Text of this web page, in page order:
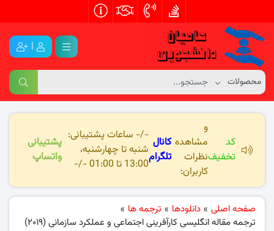
|
کد
تخفیف
و
مشاهده
نظرات
کاربران:
کانال
تلگرام
-/- ساعات پشتیبانی:
شنبه تا چهارشنبه،
13:00 تا 01:00 -/-
پشتیبانی
واتساپ
صفحه اصلی » دانلودها » ترجمه ها »
ترجمه مقاله انگلیسی کارآفرینی اجتماعی و عملکرد سازمانی (۲۰۱۹)